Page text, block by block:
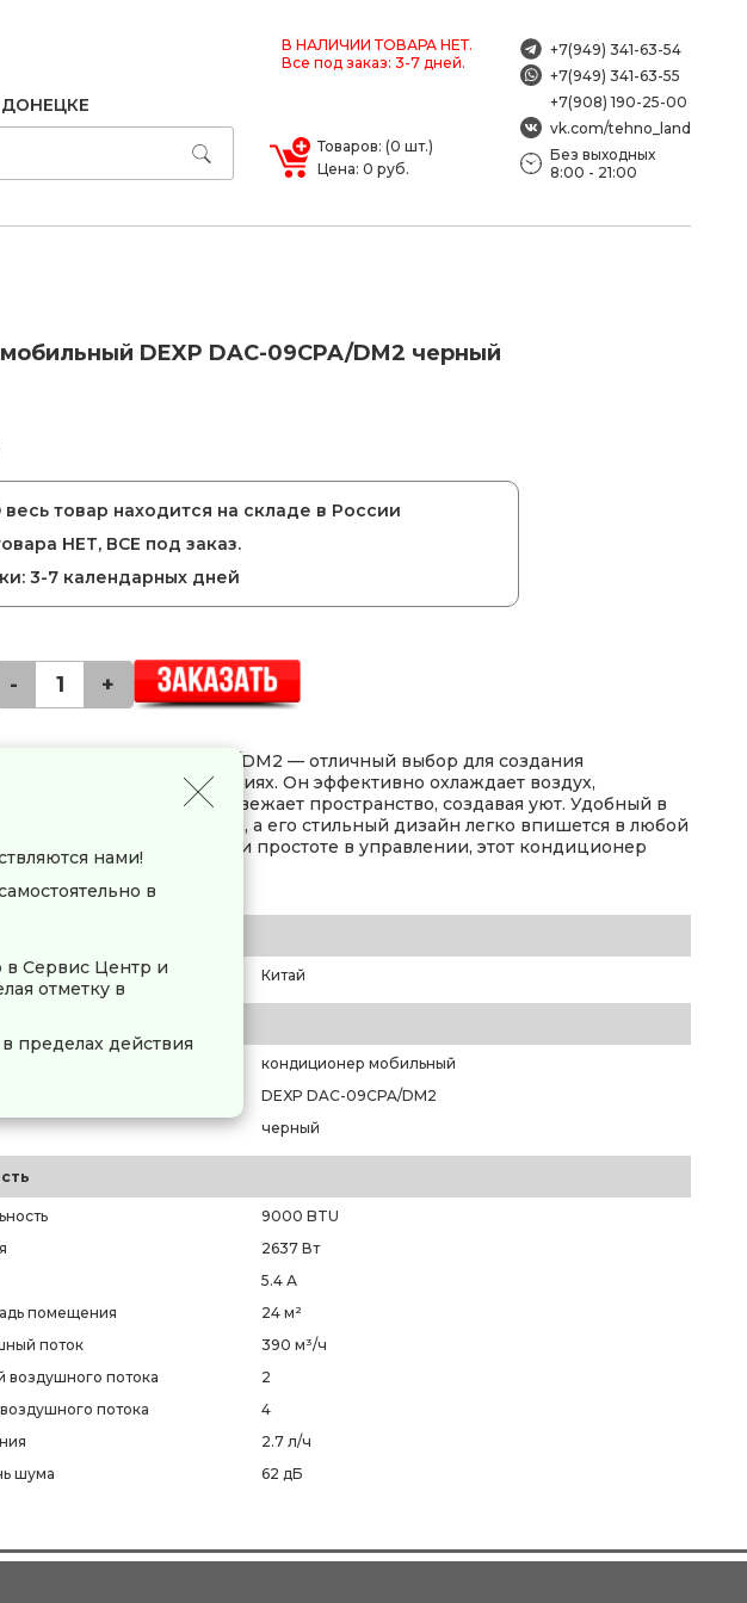
В НАЛИЧИИ ТОВАРА НЕТ.
Все под заказ: 3-7 дней.
Товаров: (0 шт.)
Цена: 0 руб.
+7(949) 341-63-54
+7(949) 341-63-55
+7(908) 190-25-00
vk.com/tehno_land
Без выходных
8:00 - 21:00
DEXP DAC-09CPA/DM2 черный
товар находится на складе в России
НЕТ, ВСЕ под заказ.
3-7 календарных дней
- +
DEXP DAC-09CPA/DM2 — отличный выбор для создания
в небольших помещениях. Он эффективно охлаждает воздух,
влажность и освежает пространство, создавая уют. Удобный в
работает тихо и экономно, а его стильный дизайн легко впишется в любой
компактным размерам и простоте в управлении, этот кондиционер
комнат до 18 м².
Китай
кондиционер мобильный
DEXP DAC-09CPA/DM2
черный
9000 BTU
2637 Вт
5.4 А
помещения
24 м²
поток
390 м³/ч
воздушного потока
2
потока
4
2.7 л/ч
шума
62 дБ
нами!
в
в Сервис Центр и
отметку в
пределах действия